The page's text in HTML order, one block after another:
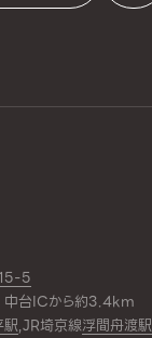
5
中台ICから約3.4km
駅,JR埼京線浮間舟渡駅